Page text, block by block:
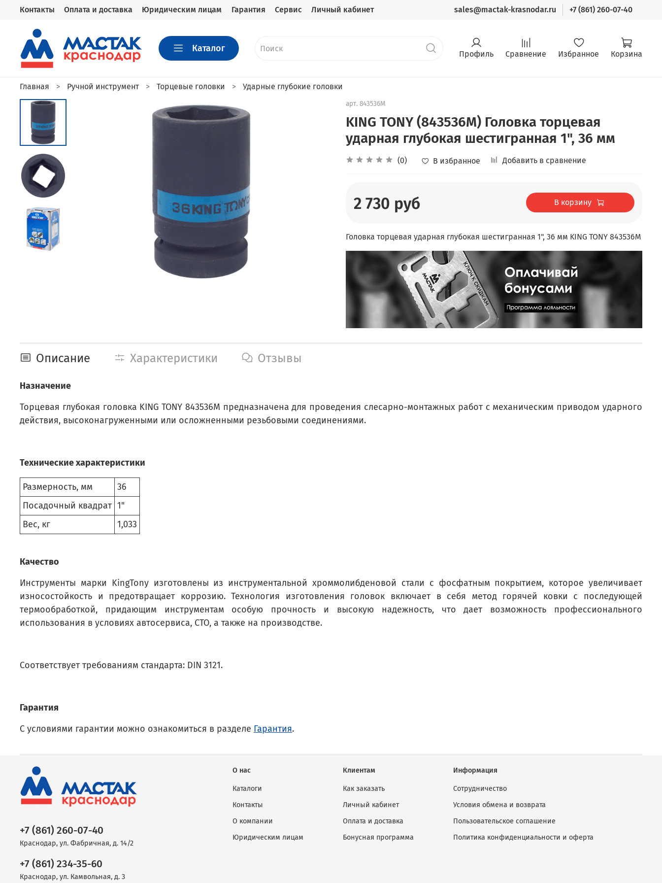
Контакты Оплата и доставка Юридическим лицам Гарантия Сервис Личный кабинет sales@mactak-krasnodar.ru +7 (861) 260-07-40
Каталог Профиль Сравнение Избранное Корзина
Главная Ручной инструмент Торцевые головки Ударные глубокие головки
арт. 843536M
KING TONY (843536M) Головка торцевая
ударная глубокая шестигранная 1", 36 мм
(0) В избранное Добавить в сравнение
2 730 руб В корзину
Головка торцевая ударная глубокая шестигранная 1", 36 мм KING TONY 843536M
Описание Характеристики Отзывы
Назначение
Торцевая глубокая головка KING TONY 843536M предназначена для проведения слесарно-монтажных работ с механическим приводом ударного
действия, высоконагруженными или осложненными резьбовыми соединениями.
Технические характеристики
Размерность, мм
36
Посадочный квадрат 1"
Вес, кг
1,033
Качество
Инструменты марки KingTony изготовлены из инструментальной хроммолибденовой стали с фосфатным покрытием, которое увеличивает
износостойкость и предотвращает коррозию. Технология изготовления головок включает в себя метод горячей ковки с последующей
термообработкой, придающим инструментам особую прочность и высокую надежность, что дает возможность профессионального
использования в условиях автосервиса, СТО, а также на производстве.
Соответствует требованиям стандарта: DIN 3121.
Гарантия
С условиями гарантии можно ознакомиться в разделе Гарантия.
О нас
Каталоги
Контакты
О компании
Юридическим лицам
Клиентам
Как заказать
Личный кабинет
Оплата и доставка
Бонусная программа
Информация
Сотрудничество
Условия обмена и возврата
Пользовательское соглашение
Политика конфиденциальности и оферта
+7 (861) 260-07-40
Краснодар, ул. Фабричная, д. 14/2
+7 (861) 234-35-60
Краснодар, ул. Камвольная, д. 3